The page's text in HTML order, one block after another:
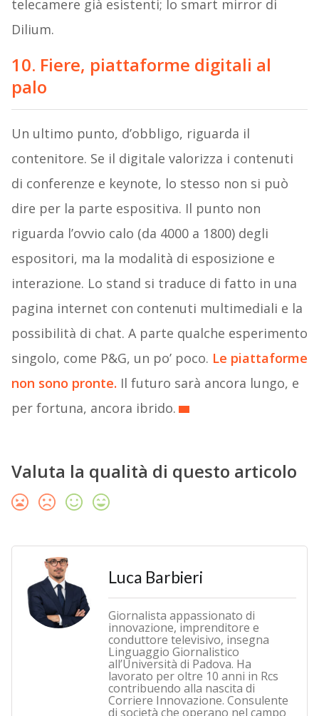
telecamere già esistenti; lo smart mirror di
Dilium.
10. Fiere, piattaforme digitali al
palo
Un ultimo punto, d’obbligo, riguarda il
contenitore. Se il digitale valorizza i contenuti
di conferenze e keynote, lo stesso non si può
dire per la parte espositiva. Il punto non
riguarda l’ovvio calo (da 4000 a 1800) degli
espositori, ma la modalità di esposizione e
interazione. Lo stand si traduce di fatto in una
pagina internet con contenuti multimediali e la
possibilità di chat. A parte qualche esperimento
singolo, come P&G, un po’ poco. Le piattaforme
non sono pronte. Il futuro sarà ancora lungo, e
per fortuna, ancora ibrido.
Valuta la qualità di questo articolo
Luca Barbieri
Giornalista appassionato di
innovazione, imprenditore e
conduttore televisivo, insegna
Linguaggio Giornalistico
all’Università di Padova. Ha
lavorato per oltre 10 anni in Rcs
contribuendo alla nascita di
Corriere Innovazione. Consulente
di società che operano nel campo